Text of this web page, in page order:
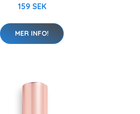
159 SEK
MER INFO!